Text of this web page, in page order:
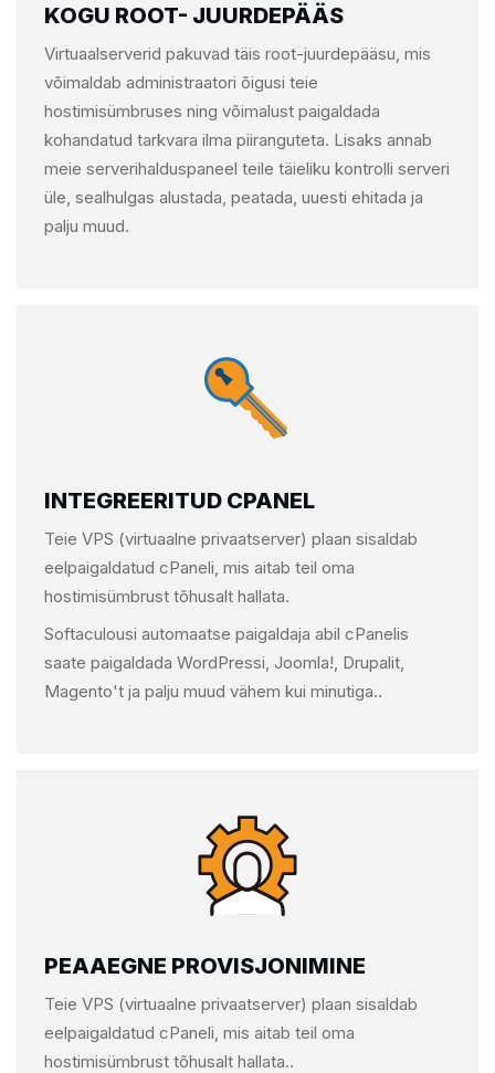
KOGU ROOT- JUURDEPÄÄS
Virtuaalserverid pakuvad täis root-juurdepääsu, mis
võimaldab administraatori õigusi teie
hostimisümbruses ning võimalust paigaldada
kohandatud tarkvara ilma piiranguteta. Lisaks annab
meie serverihalduspaneel teile täieliku kontrolli serveri
üle, sealhulgas alustada, peatada, uuesti ehitada ja
palju muud.
INTEGREERITUD CPANEL
Teie VPS (virtuaalne privaatserver) plaan sisaldab
eelpaigaldatud cPaneli, mis aitab teil oma
hostimisümbrust tõhusalt hallata.
Softaculousi automaatse paigaldaja abil cPanelis
saate paigaldada WordPressi, Joomla!, Drupalit,
Magento't ja palju muud vähem kui minutiga..
PEAAEGNE PROVISJONIMINE
Teie VPS (virtuaalne privaatserver) plaan sisaldab
eelpaigaldatud cPaneli, mis aitab teil oma
hostimisümbrust tõhusalt hallata..